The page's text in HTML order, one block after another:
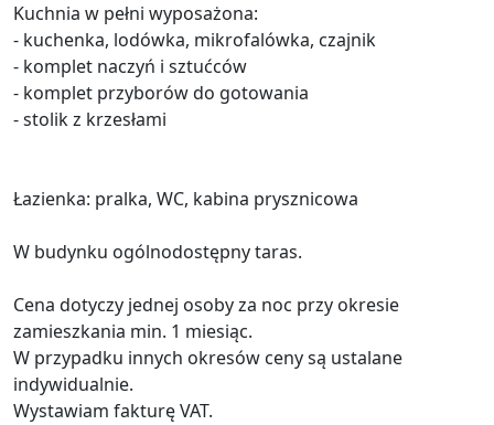
Kuchnia w pełni wyposażona:
- kuchenka, lodówka, mikrofalówka, czajnik
- komplet naczyń i sztućców
- komplet przyborów do gotowania
- stolik z krzesłami
Łazienka: pralka, WC, kabina prysznicowa
W budynku ogólnodostępny taras.
Cena dotyczy jednej osoby za noc przy okresie
zamieszkania min. 1 miesiąc.
W przypadku innych okresów ceny są ustalane
indywidualnie.
Wystawiam fakturę VAT.